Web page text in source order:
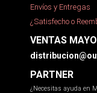
Envíos y Entregas
¿Satisfecho o
VENTAS
PARTNER
¿Necesitas ayuda en